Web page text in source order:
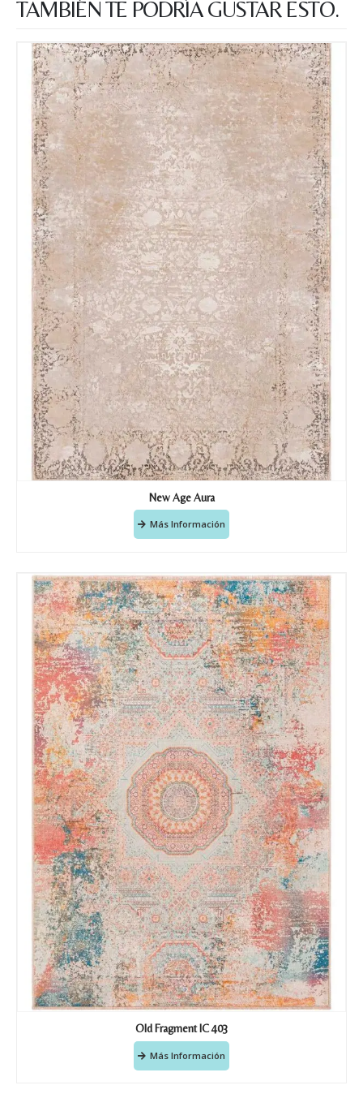
TAMBIÉN TE PODRÍA GUSTAR ESTO.
New Age Aura
Más Información
Old Fragment IC 403
Más Información